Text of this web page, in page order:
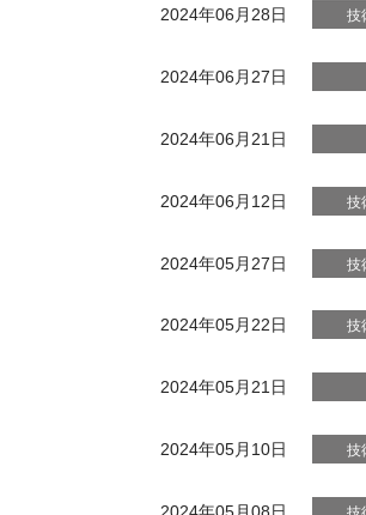
2024年06月28日 技
2024年06月27日
2024年06月21日
2024年06月12日 技
2024年05月27日 技
2024年05月22日 技
2024年05月21日
2024年05月10日 技